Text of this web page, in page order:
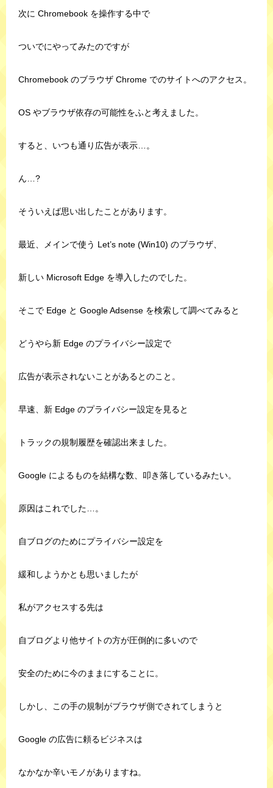
次に Chromebook を操作する中で
ついでにやってみたのですが
Chromebook のブラウザ Chrome でのサイトへのアクセス。
OS やブラウザ依存の可能性をふと考えました。
すると、いつも通り広告が表示…。
ん…?
そういえば思い出したことがあります。
最近、メインで使う Let’s note (Win10) のブラウザ、
新しい Microsoft Edge を導入したのでした。
そこで Edge と Google Adsense を検索して調べてみると
どうやら新 Edge のプライバシー設定で
広告が表示されないことがあるとのこと。
早速、新 Edge のプライバシー設定を見ると
トラックの規制履歴を確認出来ました。
Google によるものを結構な数、叩き落しているみたい。
原因はこれでした…。
自ブログのためにプライバシー設定を
緩和しようかとも思いましたが
私がアクセスする先は
自ブログより他サイトの方が圧倒的に多いので
安全のために今のままにすることに。
しかし、この手の規制がブラウザ側でされてしまうと
Google の広告に頼るビジネスは
なかなか辛いモノがありますね。